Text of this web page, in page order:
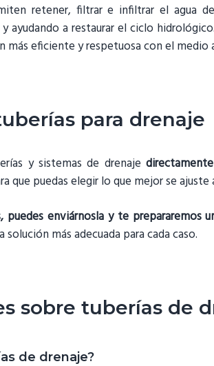
retener, filtrar e infiltrar el agua
ayudando a restaurar el ciclo
eficiente y respetuosa con el medio
para drenaje
y sistemas de drenaje
que puedas elegir lo que mejor se
enviárnosla y te prepararemos
más adecuada para cada caso.
sobre tuberías de
de drenaje?